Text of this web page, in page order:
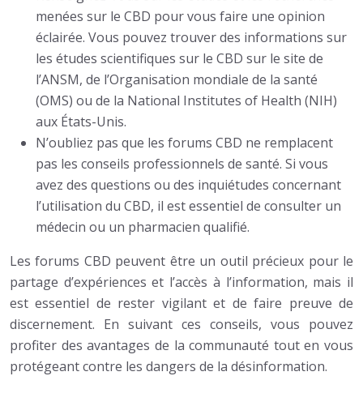
menées sur le CBD pour vous faire une opinion
éclairée. Vous pouvez trouver des informations sur
les études scientifiques sur le CBD sur le site de
l’ANSM, de l’Organisation mondiale de la santé
(OMS) ou de la National Institutes of Health (NIH)
aux États-Unis.
N’oubliez pas que les forums CBD ne remplacent
pas les conseils professionnels de santé. Si vous
avez des questions ou des inquiétudes concernant
l’utilisation du CBD, il est essentiel de consulter un
médecin ou un pharmacien qualifié.
Les forums CBD peuvent être un outil précieux pour le
partage d’expériences et l’accès à l’information, mais il
est essentiel de rester vigilant et de faire preuve de
discernement. En suivant ces conseils, vous pouvez
profiter des avantages de la communauté tout en vous
protégeant contre les dangers de la désinformation.